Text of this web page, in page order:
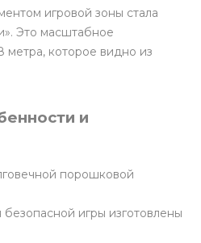
игровой зоны стала
Это масштабное
метра, которое видно из
и
порошковой
безопасной игры изготовлены